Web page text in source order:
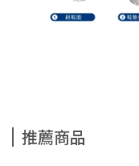
推薦商品